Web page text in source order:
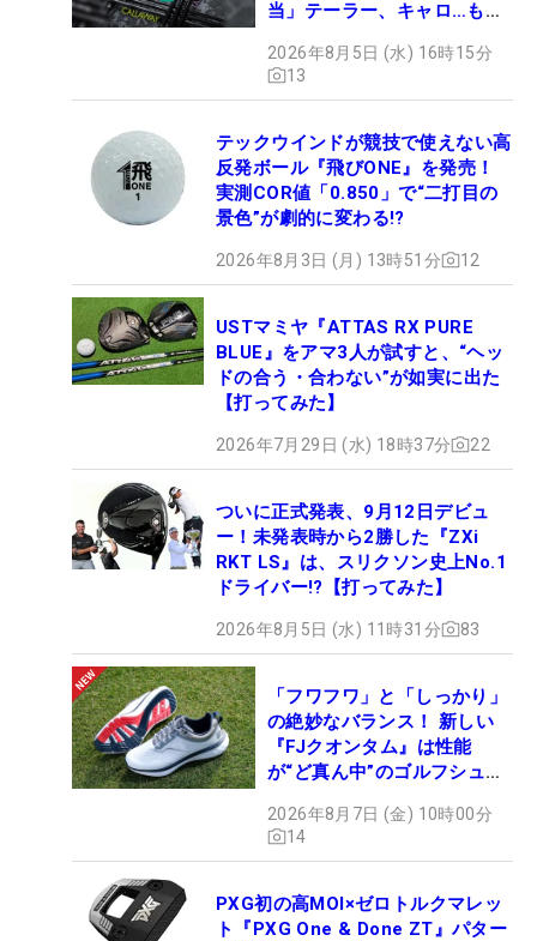
当」テーラー、キャロ…もチ
2026年8月5日 (水) 16時15分
13
テックウインドが競技で使えない高
反発ボール『飛びONE』を発売！
実測COR値「0.850」で“二打目の
景色”が劇的に変わる!?
2026年8月3日 (月) 13時51分 12
USTマミヤ『ATTAS RX PURE
BLUE』をアマ3人が試すと、“ヘッ
ドの合う・合わない”が如実に出た
【打ってみた】
2026年7月29日 (水) 18時37分 22
ついに正式発表、9月12日デビュ
ー！未発表時から2勝した『ZXi
RKT LS』は、スリクソン史上No.1
ドライバー!?【打ってみた】
2026年8月5日 (水) 11時31分 83
「フワフワ」と「しっかり」
の絶妙なバランス！ 新しい
『FJクオンタム』は性能
が“ど真ん中”のゴルフシュー
2026年8月7日 (金) 10時00分
14
PXG初の高MOI×ゼロトルクマレッ
ト『PXG One & Done ZT』パター